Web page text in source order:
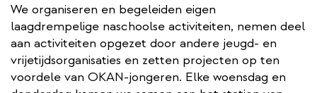
We organiseren en begeleiden eigen
laagdrempelige naschoolse activiteiten, nemen deel
aan activiteiten opgezet door andere jeugd- en
vrijetijdsorganisaties en zetten projecten op ten
voordele van OKAN-jongeren. Elke woensdag en